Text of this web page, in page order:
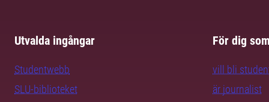
Utvalda ingångar
Studentwebb
SLU-biblioteket
För dig
vill bli
är journalist